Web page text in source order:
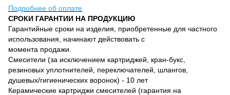
Подробнее об оплате
СРОКИ ГАРАНТИИ НА ПРОДУКЦИЮ
Гарантийные сроки на изделия, приобретенные для частного
использования, начинают действовать с
момента продажи.
Смесители (за исключением картриджей, кран-букс,
резиновых уплотнителей, переключателей, шлангов,
душевых/гигиенических воронок) - 10 лет
Керамические картриджи смесителей (гарантия на